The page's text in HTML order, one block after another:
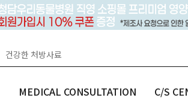
MEDICAL CONSULTATION C/S